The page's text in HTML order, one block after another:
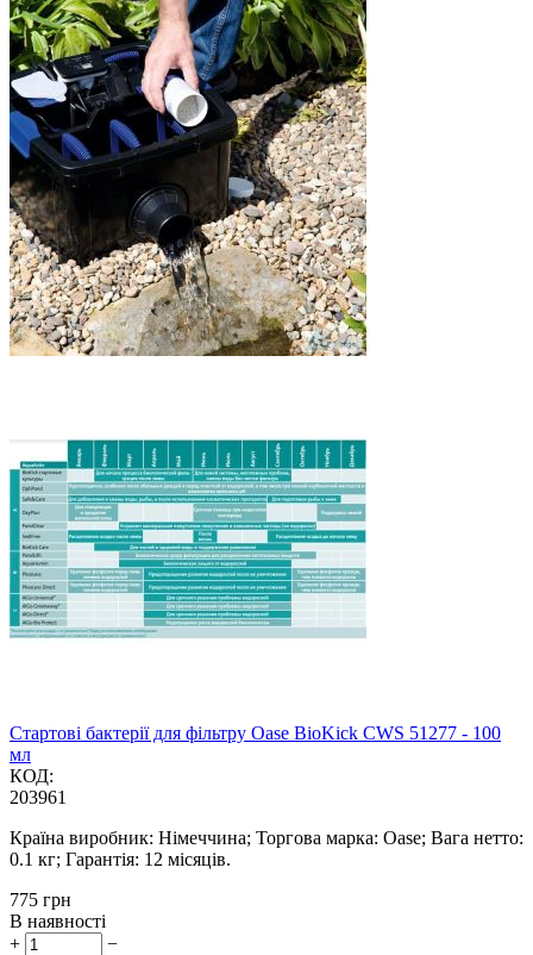
Стартові бактерії для фільтру Oase BioKick CWS 51277 - 100
мл
КОД:
203961
Країна виробник: Німеччина; Торгова марка: Oase; Вага нетто:
0.1 кг; Гарантія: 12 місяців.
‍775‍ грн
В наявності
+
−